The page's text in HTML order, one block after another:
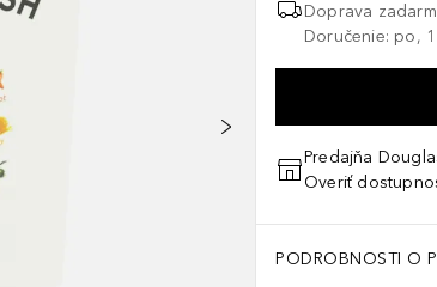
Doprava
Doručenie: po,
Predajňa
Overiť
PODROBNOSTI O
Root Extract, Camellia Sinensis